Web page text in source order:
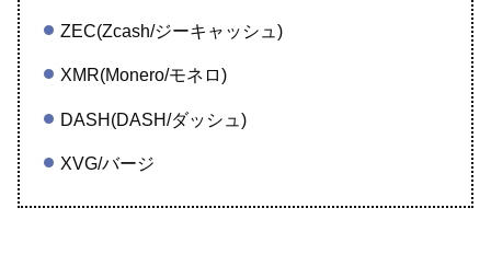
ZEC(Zcash/ジーキャッシュ)
XMR(Monero/モネロ)
DASH(DASH/ダッシュ)
XVG/バージ